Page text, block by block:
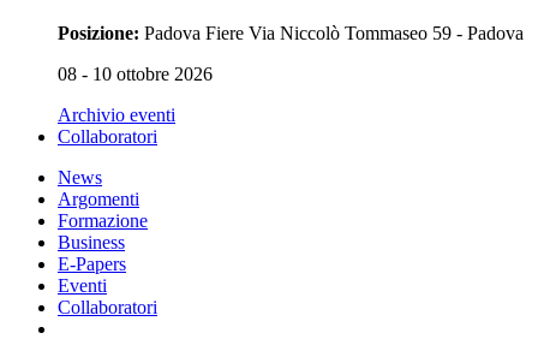
Posizione: Padova Fiere Via Niccolò Tommaseo 59 - Padova
08 - 10 ottobre 2026
Archivio eventi
Collaboratori
News
Argomenti
Formazione
Business
E-Papers
Eventi
Collaboratori